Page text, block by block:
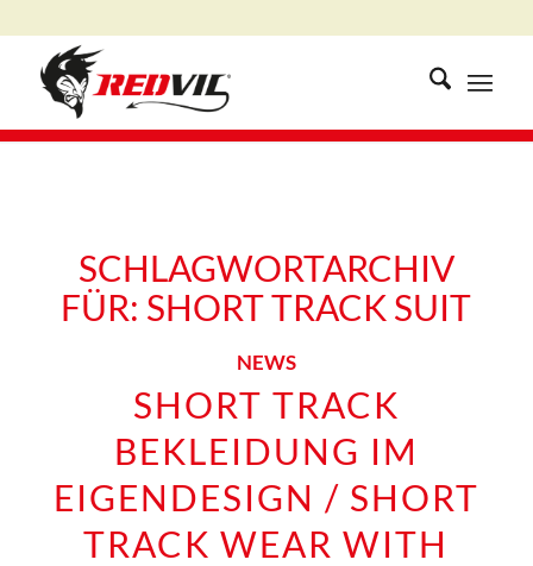
SCHLAGWORTARCHIV
FÜR: SHORT TRACK SUIT
NEWS
SHORT TRACK
BEKLEIDUNG IM
EIGENDESIGN / SHORT
TRACK WEAR WITH